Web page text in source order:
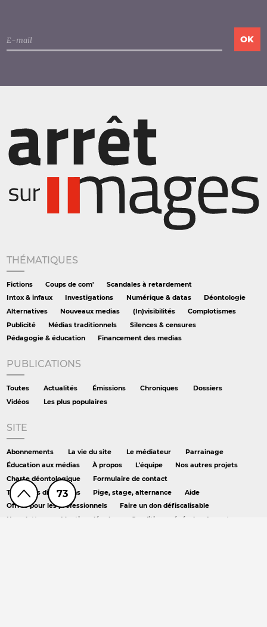
73
THÉMATIQUES
Fictions Coups de com'
Scandales à retardement
Intox & infaux
Investigations Numérique & datas
Déontologie
Alternatives
Nouveaux medias (In)visibilités
Complotismes
Publicité
Médias traditionnels
Silences & censures
Pédagogie & éducation
Financement des medias
PUBLICATIONS
Toutes Actualités Émissions Chroniques
Dossiers
Vidéos
Les plus populaires
SITE
Abonnements La vie du site Le médiateur
Parrainage
Éducation aux médias
À propos L'équipe
Nos autres projets
Charte déontologique
Formulaire de contact
Toutes les discussions
Pige, stage, alternance
Aide
Offres pour les professionnels
Faire un don défiscalisable
Newsletters
Mentions légales
Conditions générales de vente